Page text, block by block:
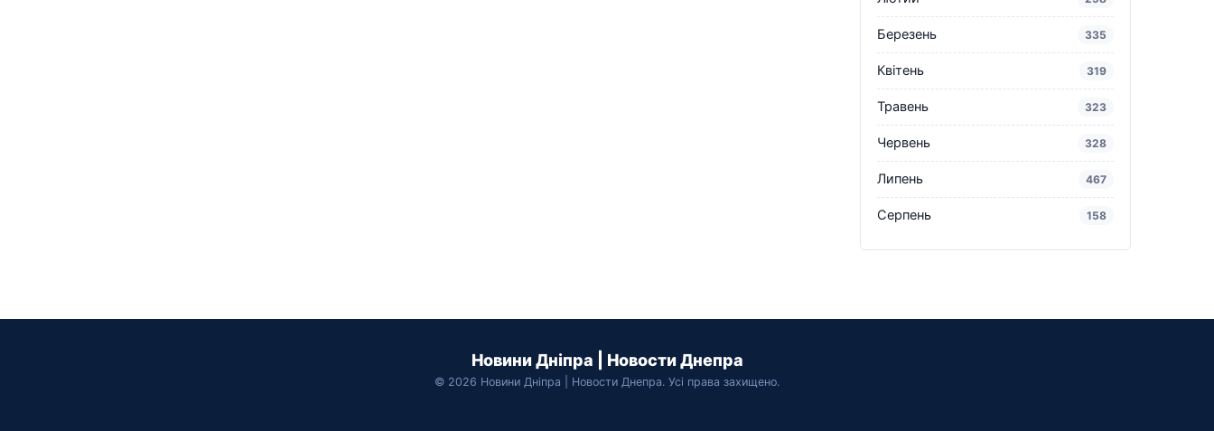
Березень 335
Квітень 319
Травень 323
Червень 328
Липень 467
Серпень 158
Новини Дніпра | Новости Днепра
© 2026 Новини Дніпра | Новости Днепра. Усі права захищено.